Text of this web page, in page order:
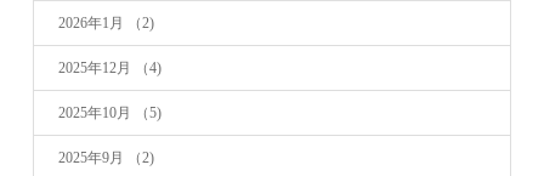
2026年1月 （2)
2025年12月 （4)
2025年10月 （5)
2025年9月 （2)